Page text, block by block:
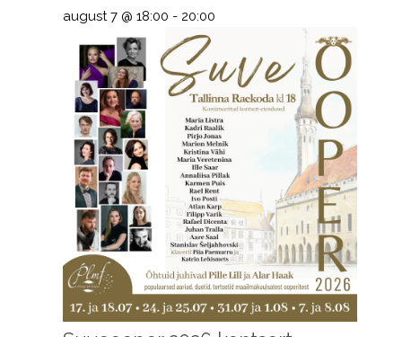
august 7 @ 18:00 - 20:00